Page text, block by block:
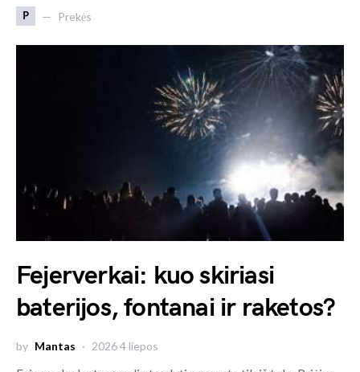
P Prekės
Fejerverkai: kuo skiriasi
baterijos, fontanai ir raketos?
by Mantas 2026 4 liepos